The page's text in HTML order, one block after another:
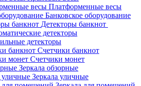
Платформенные весы
Банковское оборудование
Детекторы банкнот
детекторы
детекторы
Счетчики банкнот
Счетчики монет
Зеркала обзорные
Зеркала уличные